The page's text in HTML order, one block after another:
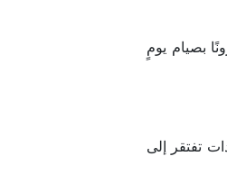
بصيام يومٍ
تفتقر إلى